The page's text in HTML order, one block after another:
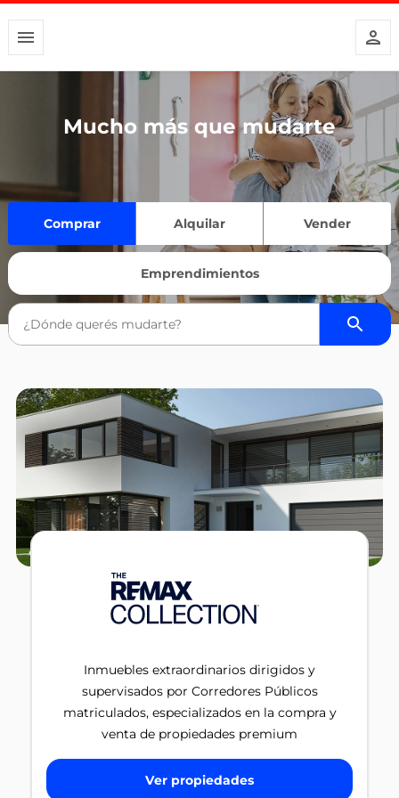
Mucho más que mudarte
Comprar Alquilar Vender
Emprendimientos
Inmuebles extraordinarios dirigidos y
supervisados por Corredores Públicos
matriculados, especializados en la compra y
venta de propiedades premium
Ver propiedades